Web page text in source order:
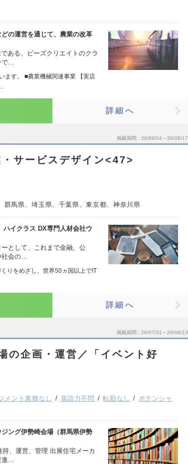
の運営を通じて、農業の改革
ある、ビーズクリエイトのクラ
…
ます。 ■農業機械関連事業 【実店
詳細へ
掲載期間 26/08/04～26/08/17
・サービスデザイン<47>
群馬県、埼玉県、千葉県、東京都、神奈川県
イクラス DX専門人材会社ウ
として、これまで金融、公
社会の…
りをめざし、世界50ヵ国以上でIT
詳細へ
掲載期間 26/07/31～26/08/13
の企画・運営／「イベント好
メント業務なし 英語力不問 転勤なし
ポテンシャ
ング伊勢崎会場（群馬県伊勢
持、運営、管理 出展住宅メーカ
…